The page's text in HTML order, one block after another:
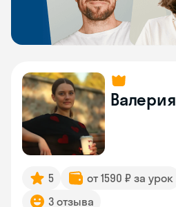
Валерия
5 от 1590 ₽ за урок
3 отзыва